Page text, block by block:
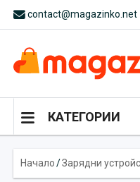
contact@magazinko.net
КАТЕГОРИИ
Начало/Зарядни